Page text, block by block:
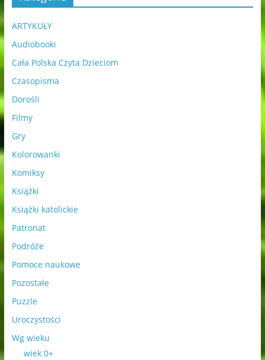
ARTYKUŁY
Audiobooki
Cała Polska Czyta Dzieciom
Czasopisma
Dorośli
Filmy
Gry
Kolorowanki
Komiksy
Książki
Książki katolickie
Patronat
Podróże
Pomoce naukowe
Pozostałe
Puzzle
Uroczystości
Wg wieku
wiek 0+